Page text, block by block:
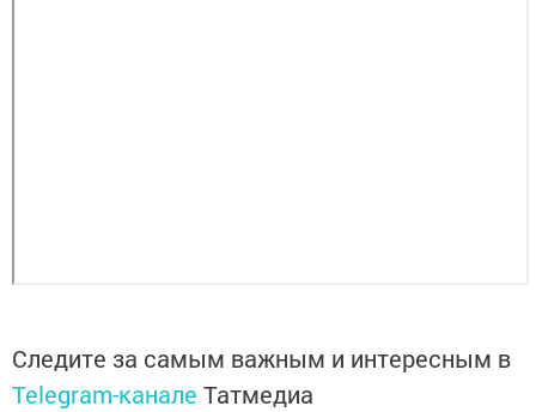
Следите за самым важным и интересным в
Telegram-канале Татмедиа